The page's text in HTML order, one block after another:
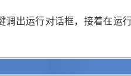
出运行对话框，接着在运